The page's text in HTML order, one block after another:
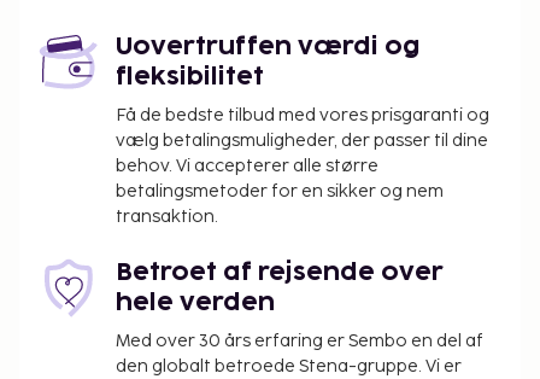
Uovertruffen værdi og
fleksibilitet
Få de bedste tilbud med vores prisgaranti og
vælg betalingsmuligheder, der passer til dine
behov. Vi accepterer alle større
betalingsmetoder for en sikker og nem
transaktion.
Betroet af rejsende over
hele verden
Med over 30 års erfaring er Sembo en del af
den globalt betroede Stena-gruppe. Vi er